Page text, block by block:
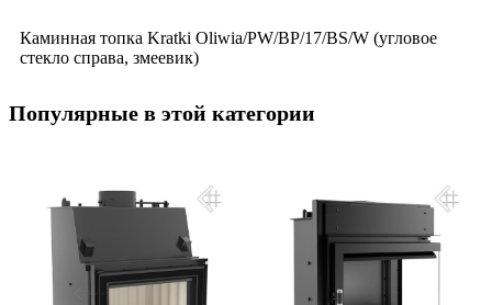
Каминная топка Kratki Oliwia/PW/BP/17/BS/W (угловое
стекло справа, змеевик)
Популярные в этой категории